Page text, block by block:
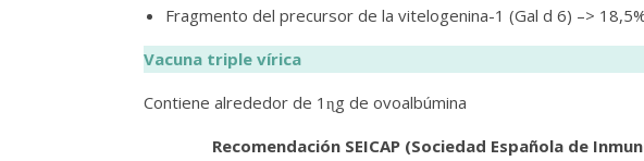
Fragmento del precursor de la vitelogenina-1 (Gal d 6) –>
Vacuna triple vírica
Contiene alrededor de 1ɳg de ovoalbúmina
Recomendación SEICAP (Sociedad Española de